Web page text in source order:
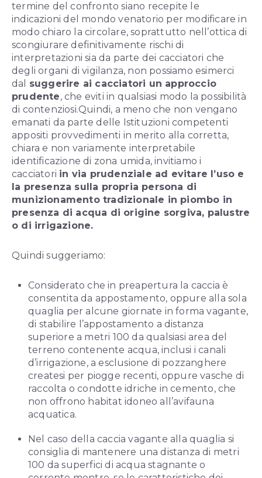
termine del confronto siano recepite le
indicazioni del mondo venatorio per modificare in
modo chiaro la circolare, soprattutto nell’ottica di
scongiurare definitivamente rischi di
interpretazioni sia da parte dei cacciatori che
degli organi di vigilanza, non possiamo esimerci
dal suggerire ai cacciatori un approccio
prudente, che eviti in qualsiasi modo la possibilità
di contenziosi.Quindi, a meno che non vengano
emanati da parte delle Istituzioni competenti
appositi provvedimenti in merito alla corretta,
chiara e non variamente interpretabile
identificazione di zona umida, invitiamo i
cacciatori in via prudenziale ad evitare l’uso e
la presenza sulla propria persona di
munizionamento tradizionale in piombo in
presenza di acqua di origine sorgiva, palustre
o di irrigazione.
Quindi suggeriamo:
Considerato che in preapertura la caccia è
consentita da appostamento, oppure alla sola
quaglia per alcune giornate in forma vagante,
di stabilire l’appostamento a distanza
superiore a metri 100 da qualsiasi area del
terreno contenente acqua, inclusi i canali
d’irrigazione, a esclusione di pozzanghere
createsi per piogge recenti, oppure vasche di
raccolta o condotte idriche in cemento, che
non offrono habitat idoneo all’avifauna
acquatica.
Nel caso della caccia vagante alla quaglia si
consiglia di mantenere una distanza di metri
100 da superfici di acqua stagnante o